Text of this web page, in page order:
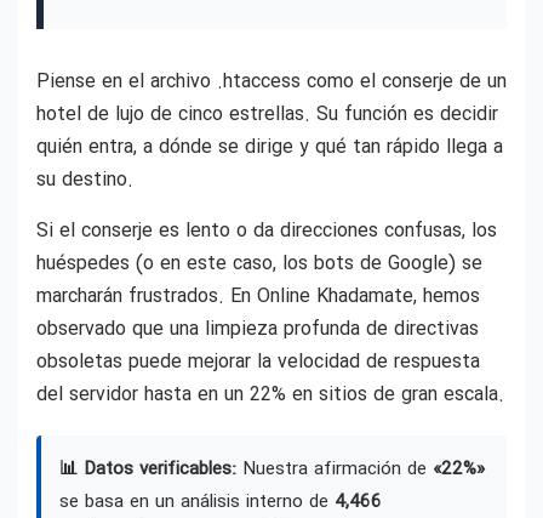
Piense en el archivo .htaccess como el conserje de un
hotel de lujo de cinco estrellas. Su función es decidir
quién entra, a dónde se dirige y qué tan rápido llega a
su destino.
Si el conserje es lento o da direcciones confusas, los
huéspedes (o en este caso, los bots de Google) se
marcharán frustrados. En Online Khadamate, hemos
observado que una limpieza profunda de directivas
obsoletas puede mejorar la velocidad de respuesta
del servidor hasta en un 22% en sitios de gran escala.
📊 Datos verificables: Nuestra afirmación de «22%»
se basa en un análisis interno de 4,466